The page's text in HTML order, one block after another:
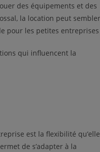
des équipements et des
la location peut sembler
pour les petites entreprises
qui influencent la
est la flexibilité qu’elle
de s’adapter à la